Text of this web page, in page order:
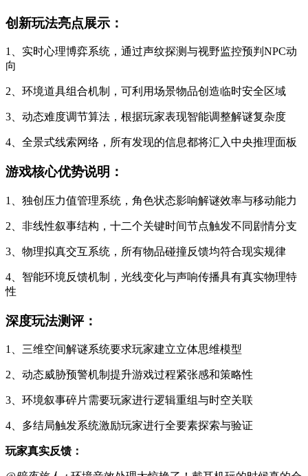
创新玩法亮点展示：
1、实时心理博弈系统，通过声纹探测与视野监控预判NPC动
向
2、环境道具组合机制，可利用场景物品创造临时安全区域
3、动态难度调节算法，根据玩家表现智能调整解谜复杂度
4、全景式线索网络，所有发现的信息都将汇入中央推理面板
游戏核心优势说明：
1、独创压力值管理系统，角色状态影响解谜效率与移动能力
2、非线性叙事结构，十二个关键时间节点触发不同剧情分支
3、物理拟真交互系统，所有物品碰撞反馈均符合现实规律
4、智能环境反馈机制，光线变化与声响传播具有真实物理特
性
深度玩法测评：
1、三维空间解谜系统要求玩家建立立体思维模型
2、动态威胁预警机制提升游戏过程紧张感和策略性
3、环境叙事碎片需要玩家进行逻辑重组与时空关联
4、多结局触发系统激励玩家进行全要素探索与验证
玩家真实反馈：